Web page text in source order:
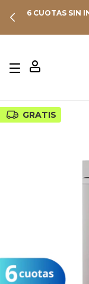
6 CUOTAS SIN
GRATIS